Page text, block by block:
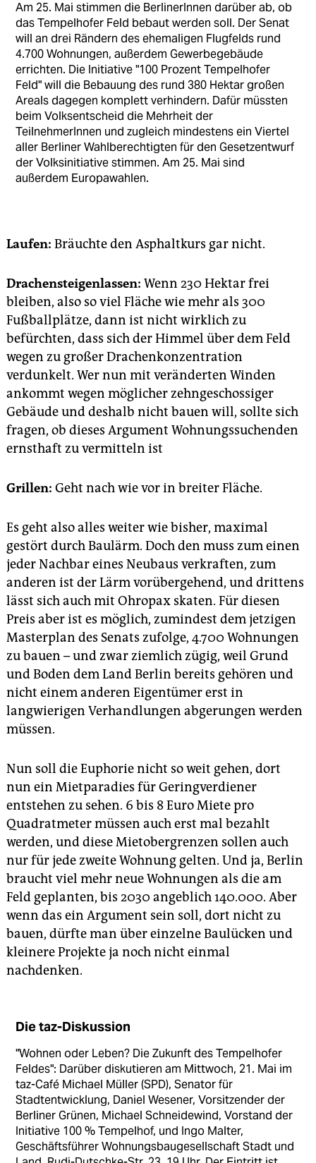
Am 25. Mai stimmen die BerlinerInnen darüber ab, ob
das Tempelhofer Feld bebaut werden soll. Der Senat
will an drei Rändern des ehemaligen Flugfelds rund
4.700 Wohnungen, außerdem Gewerbegebäude
errichten. Die Initiative "100 Prozent Tempelhofer
Feld" will die Bebauung des rund 380 Hektar großen
Areals dagegen komplett verhindern. Dafür müssten
beim Volksentscheid die Mehrheit der
TeilnehmerInnen und zugleich mindestens ein Viertel
aller Berliner Wahlberechtigten für den Gesetzentwurf
der Volksinitiative stimmen. Am 25. Mai sind
außerdem Europawahlen.
Laufen: Bräuchte den Asphaltkurs gar nicht.
Drachensteigenlassen: Wenn 230 Hektar frei
bleiben, also so viel Fläche wie mehr als 300
Fußballplätze, dann ist nicht wirklich zu
befürchten, dass sich der Himmel über dem Feld
wegen zu großer Drachenkonzentration
verdunkelt. Wer nun mit veränderten Winden
ankommt wegen möglicher zehngeschossiger
Gebäude und deshalb nicht bauen will, sollte sich
fragen, ob dieses Argument Wohnungssuchenden
ernsthaft zu vermitteln ist
Grillen: Geht nach wie vor in breiter Fläche.
Es geht also alles weiter wie bisher, maximal
gestört durch Baulärm. Doch den muss zum einen
jeder Nachbar eines Neubaus verkraften, zum
anderen ist der Lärm vorübergehend, und drittens
lässt sich auch mit Ohropax skaten. Für diesen
Preis aber ist es möglich, zumindest dem jetzigen
Masterplan des Senats zufolge, 4.700 Wohnungen
zu bauen – und zwar ziemlich zügig, weil Grund
und Boden dem Land Berlin bereits gehören und
nicht einem anderen Eigentümer erst in
langwierigen Verhandlungen abgerungen werden
müssen.
Nun soll die Euphorie nicht so weit gehen, dort
nun ein Mietparadies für Geringverdiener
entstehen zu sehen. 6 bis 8 Euro Miete pro
Quadratmeter müssen auch erst mal bezahlt
werden, und diese Mietobergrenzen sollen auch
nur für jede zweite Wohnung gelten. Und ja, Berlin
braucht viel mehr neue Wohnungen als die am
Feld geplanten, bis 2030 angeblich 140.000. Aber
wenn das ein Argument sein soll, dort nicht zu
bauen, dürfte man über einzelne Baulücken und
kleinere Projekte ja noch nicht einmal
nachdenken.
Die taz-Diskussion
"Wohnen oder Leben? Die Zukunft des Tempelhofer
Feldes": Darüber diskutieren am Mittwoch, 21. Mai im
taz-Café Michael Müller (SPD), Senator für
Stadtentwicklung, Daniel Wesener, Vorsitzender der
Berliner Grünen, Michael Schneidewind, Vorstand der
Initiative 100 % Tempelhof, und Ingo Malter,
Geschäftsführer Wohnungsbaugesellschaft Stadt und